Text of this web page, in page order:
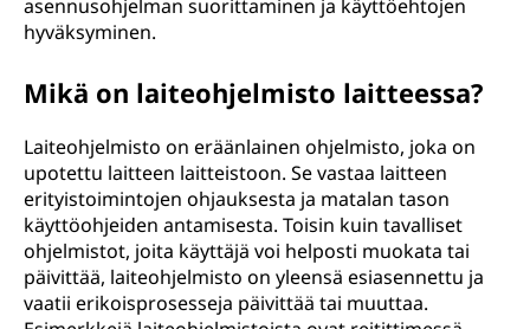
asennusohjelman suorittaminen ja käyttöehtojen
hyväksyminen.
Mikä on laiteohjelmisto laitteessa?
Laiteohjelmisto on eräänlainen ohjelmisto, joka on
upotettu laitteen laitteistoon. Se vastaa laitteen
erityistoimintojen ohjauksesta ja matalan tason
käyttöohjeiden antamisesta. Toisin kuin tavalliset
ohjelmistot, joita käyttäjä voi helposti muokata tai
päivittää, laiteohjelmisto on yleensä esiasennettu ja
vaatii erikoisprosesseja päivittää tai muuttaa.